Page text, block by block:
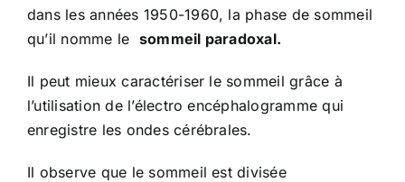
dans les années 1950-1960, la phase de sommeil
qu’il nomme le sommeil paradoxal.
Il peut mieux caractériser le sommeil grâce à
l’utilisation de l’électro encéphalogramme qui
enregistre les ondes cérébrales.
Il observe que le sommeil est divisée